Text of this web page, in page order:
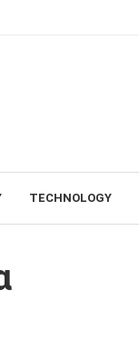
TECHNOLOGY
μεταμόρφωση…